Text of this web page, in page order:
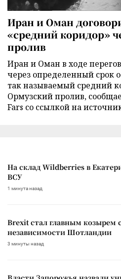
Иран и Оман
«средний коридор»
пролив
Иран и Оман в ходе
через определенный срок
так называемый средний
Ормузский пролив,
Fars со ссылкой на
На склад Wildberries в
ВСУ
1 минута назад
Brexit стал главным козырем
независимости Шотландии
3 минуты назад